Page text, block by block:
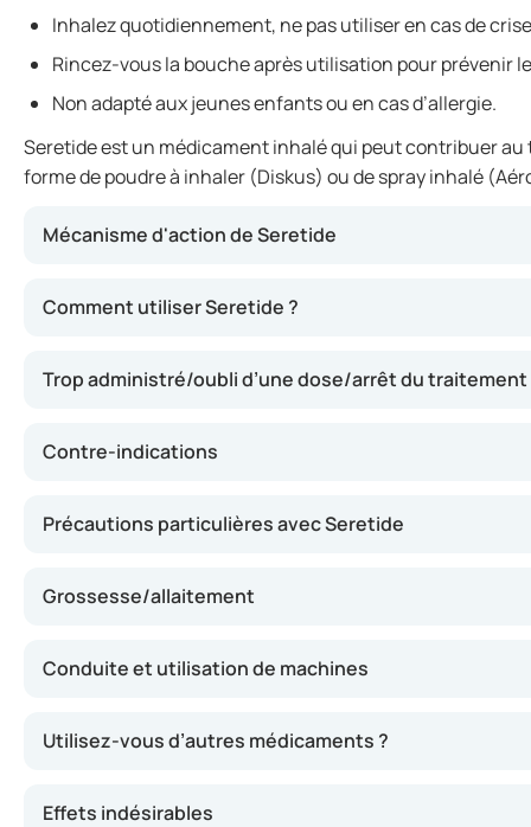
Inhalez quotidiennement, ne pas utiliser en cas de
Rincez-vous la bouche après utilisation pour prévenir
Non adapté aux jeunes enfants ou en cas d’allergie.
Seretide est un médicament inhalé qui peut contribuer au
forme de poudre à inhaler (Diskus) ou de spray inhalé
Mécanisme d'action de Seretide
Comment utiliser Seretide ?
Trop administré/oubli d’une dose/arrêt du traitement
Contre-indications
Précautions particulières avec Seretide
Grossesse/allaitement
Conduite et utilisation de machines
Utilisez-vous d’autres médicaments ?
Effets indésirables